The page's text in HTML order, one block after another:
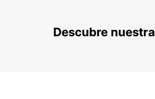
Descubre